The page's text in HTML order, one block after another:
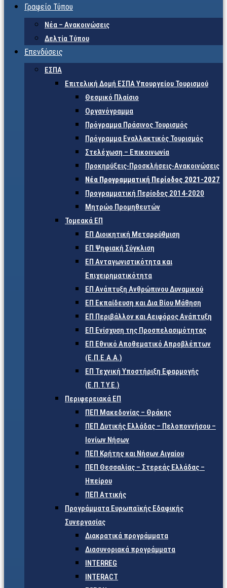
Γραφείο Τύπου
Νέα – Ανακοινώσεις
Δελτία Τύπου
Επενδύσεις
ΕΣΠΑ
Επιτελική Δομή ΕΣΠΑ Υπουργείου Τουρισμού
Θεσμικό Πλαίσιο
Οργανόγραμμα
Πρόγραμμα Πράσινος Τουρισμός
Πρόγραμμα Εναλλακτικός Τουρισμός
Στελέχωση – Επικοινωνία
Προκηρύξεις-Προσκλήσεις-Ανακοινώσεις
Νέα Προγραμματική Περίοδος 2021-2027
Προγραμματική Περίοδος 2014-2020
Μητρώο Προμηθευτών
Τομεακά ΕΠ
ΕΠ Διοικητική Μεταρρύθμιση
ΕΠ Ψηφιακή Σύγκλιση
ΕΠ Ανταγωνιστικότητα και
Επιχειρηματικότητα
ΕΠ Ανάπτυξη Ανθρώπινου Δυναμικού
ΕΠ Εκπαίδευση και Δια Βίου Μάθηση
ΕΠ Περιβάλλον και Αειφόρος Ανάπτυξη
ΕΠ Ενίσχυση της Προσπελασιμότητας
ΕΠ Εθνικό Αποθεματικό Απροβλέπτων
(Ε.Π.Ε.Α.Α.)
ΕΠ Τεχνική Υποστήριξη Εφαρμογής
(Ε.Π.Τ.Υ.Ε.)
Περιφερειακά ΕΠ
ΠΕΠ Μακεδονίας – Θράκης
ΠΕΠ Δυτικής Ελλάδας – Πελοποννήσου –
Ιονίων Νήσων
ΠΕΠ Κρήτης και Νήσων Αιγαίου
ΠΕΠ Θεσσαλίας – Στερεάς Ελλάδας –
Ηπείρου
ΠΕΠ Αττικής
Προγράμματα Ευρωπαϊκής Εδαφικής
Συνεργασίας
Διακρατικά προγράμματα
Διασυνοριακά προγράμματα
INTERREG
INTERACT